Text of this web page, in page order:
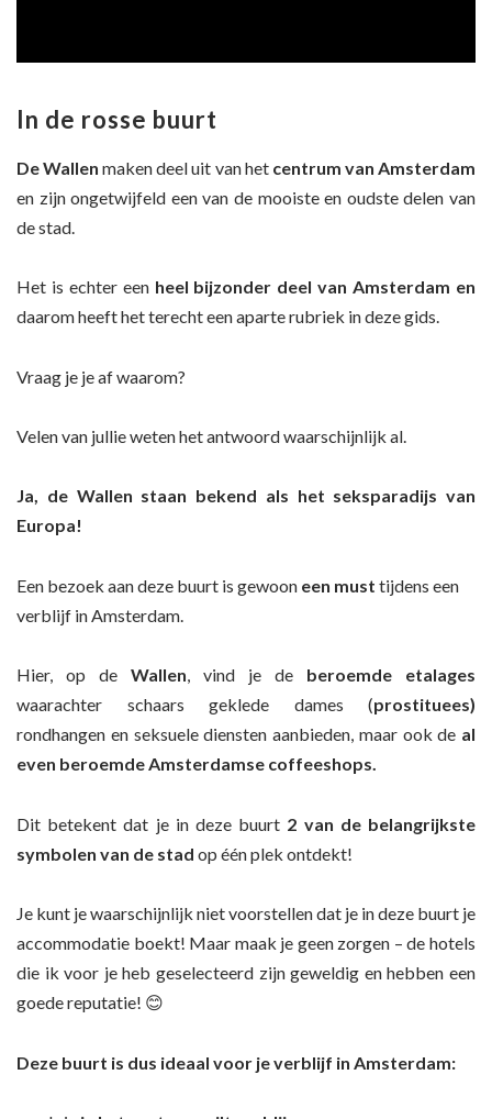
In de rosse buurt
De Wallen maken deel uit van het centrum van Amsterdam
en zijn ongetwijfeld een van de mooiste en oudste delen van
de stad.
Het is echter een heel bijzonder deel van Amsterdam en
daarom heeft het terecht een aparte rubriek in deze gids.
Vraag je je af waarom?
Velen van jullie weten het antwoord waarschijnlijk al.
Ja, de Wallen staan bekend als het seksparadijs van
Europa!
Een bezoek aan deze buurt is gewoon een must tijdens een
verblijf in Amsterdam.
Hier, op de Wallen, vind je de beroemde etalages
waarachter schaars geklede dames (prostituees)
rondhangen en seksuele diensten aanbieden, maar ook de al
even beroemde Amsterdamse coffeeshops.
Dit betekent dat je in deze buurt 2 van de belangrijkste
symbolen van de stad op één plek ontdekt!
Je kunt je waarschijnlijk niet voorstellen dat je in deze buurt je
accommodatie boekt! Maar maak je geen zorgen – de hotels
die ik voor je heb geselecteerd zijn geweldig en hebben een
goede reputatie! 😊
Deze buurt is dus ideaal voor je verblijf in Amsterdam: